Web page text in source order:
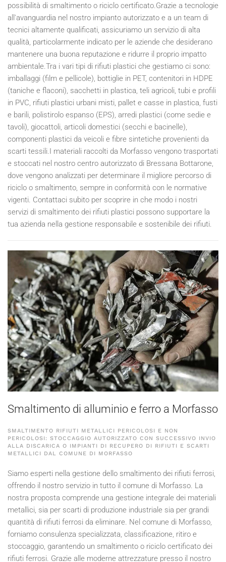
possibilità di smaltimento o riciclo certificato.Grazie a tecnologie
all'avanguardia nel nostro impianto autorizzato e a un team di
tecnici altamente qualificati, assicuriamo un servizio di alta
qualità, particolarmente indicato per le aziende che desiderano
mantenere una buona reputazione e ridurre il proprio impatto
ambientale.Tra i vari tipi di rifiuti plastici che gestiamo ci sono:
imballaggi (film e pellicole), bottiglie in PET, contenitori in HDPE
(taniche e flaconi), sacchetti in plastica, teli agricoli, tubi e profili
in PVC, rifiuti plastici urbani misti, pallet e casse in plastica, fusti
e barili, polistirolo espanso (EPS), arredi plastici (come sedie e
tavoli), giocattoli, articoli domestici (secchi e bacinelle),
componenti plastici da veicoli e fibre sintetiche provenienti da
scarti tessili.I materiali raccolti da Morfasso vengono trasportati
e stoccati nel nostro centro autorizzato di Bressana Bottarone,
dove vengono analizzati per determinare il migliore percorso di
riciclo o smaltimento, sempre in conformità con le normative
vigenti. Contattaci subito per scoprire in che modo i nostri
servizi di smaltimento dei rifiuti plastici possono supportare la
tua azienda nella gestione responsabile e sostenibile dei rifiuti.
Smaltimento di alluminio e ferro a Morfasso
SMALTIMENTO RIFIUTI METALLICI PERICOLOSI E NON
PERICOLOSI: STOCCAGGIO AUTORIZZATO CON SUCCESSIVO INVIO
ALLA DISCARICA O IMPIANTI DI RECUPERO DI RIFIUTI E SCARTI
METALLICI DAL COMUNE DI MORFASSO
Siamo esperti nella gestione dello smaltimento dei rifiuti ferrosi,
offrendo il nostro servizio in tutto il comune di Morfasso. La
nostra proposta comprende una gestione integrale dei materiali
metallici, sia per scarti di produzione industriale sia per grandi
quantità di rifiuti ferrosi da eliminare. Nel comune di Morfasso,
forniamo consulenza specializzata, classificazione, ritiro e
stoccaggio, garantendo un smaltimento o riciclo certificato dei
rifiuti ferrosi. Grazie alle moderne attrezzature presso il nostro